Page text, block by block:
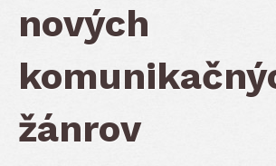
nových
žánrov